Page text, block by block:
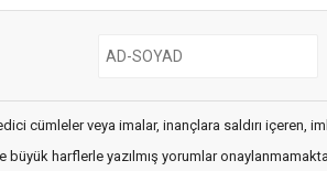
cümleler veya imalar, inançlara saldırı içeren,
büyük harflerle yazılmış yorumlar